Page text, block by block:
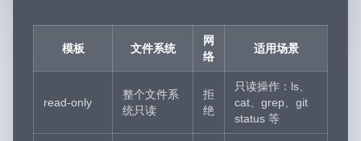
模板 文件系统
网
络
适用场景
read-only
整个文件系
统只读
拒
绝
只读操作：ls、
cat、grep、git
status 等